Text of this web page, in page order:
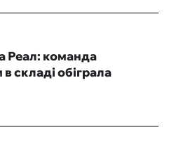
Реал: команда
складі обіграла